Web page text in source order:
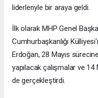
liderleriyle bir araya geldi.
İlk olarak MHP Genel
Cumhurbaşkanlığı
Erdoğan, 28 Mayıs
yapılacak çalışmalar ve
de gerçekleştirdi.